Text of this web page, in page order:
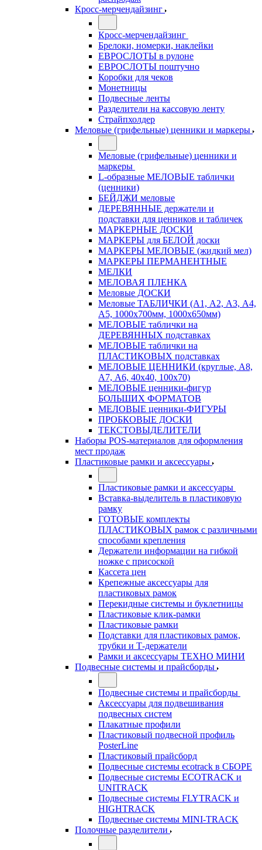
Кросс-мерчендайзинг
Кросс-мерчендайзинг
Брелоки, номерки, наклейки
ЕВРОСЛОТЫ в рулоне
ЕВРОСЛОТЫ поштучно
Коробки для чеков
Монетницы
Подвесные ленты
Разделители на кассовую ленту
Страйпхолдер
Меловые (грифельные) ценники и маркеры
Меловые (грифельные) ценники и
маркеры
L-образные МЕЛОВЫЕ таблички
(ценники)
БЕЙДЖИ меловые
ДЕРЕВЯННЫЕ держатели и
подставки для ценников и табличек
МАРКЕРНЫЕ ДОСКИ
МАРКЕРЫ для БЕЛОЙ доски
МАРКЕРЫ МЕЛОВЫЕ (жидкий мел)
МАРКЕРЫ ПЕРМАНЕНТНЫЕ
МЕЛКИ
МЕЛОВАЯ ПЛЕНКА
Меловые ДОСКИ
Меловые ТАБЛИЧКИ (А1, А2, А3, А4,
А5, 1000х700мм, 1000х650мм)
МЕЛОВЫЕ таблички на
ДЕРЕВЯННЫХ подставках
МЕЛОВЫЕ таблички на
ПЛАСТИКОВЫХ подставках
МЕЛОВЫЕ ЦЕННИКИ (круглые, А8,
А7, А6, 40х40, 100х70)
МЕЛОВЫЕ ценники-фигур
БОЛЬШИХ ФОРМАТОВ
МЕЛОВЫЕ ценники-ФИГУРЫ
ПРОБКОВЫЕ ДОСКИ
ТЕКСТОВЫДЕЛИТЕЛИ
Наборы POS-материалов для оформления
мест продаж
Пластиковые рамки и аксессуары
Пластиковые рамки и аксессуары
Вставка-выделитель в пластиковую
рамку
ГОТОВЫЕ комплекты
ПЛАСТИКОВЫХ рамок с различными
способами крепления
Держатели информации на гибкой
ножке с присоской
Кассета цен
Крепежные аксессуары для
пластиковых рамок
Перекидные системы и буклетницы
Пластиковые клик-рамки
Пластиковые рамки
Подставки для пластиковых рамок,
трубки и Т-держатели
Рамки и аксессуары ТЕХНО МИНИ
Подвесные системы и прайсборды
Подвесные системы и прайсборды
Аксессуары для подвешивания
подвесных систем
Плакатные профили
Пластиковый подвесной профиль
PosterLine
Пластиковый прайсборд
Подвесные системы ecotrack в СБОРЕ
Подвесные системы ECOTRACK и
UNITRACK
Подвесные системы FLYTRACK и
HIGHTRACK
Подвесные системы MINI-TRACK
Полочные разделители